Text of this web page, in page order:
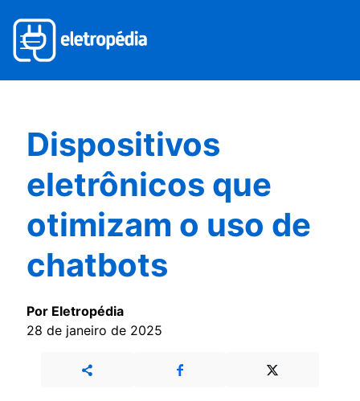
Dispositivos
eletrônicos que
otimizam o uso de
chatbots
Por Eletropédia
28 de janeiro de 2025